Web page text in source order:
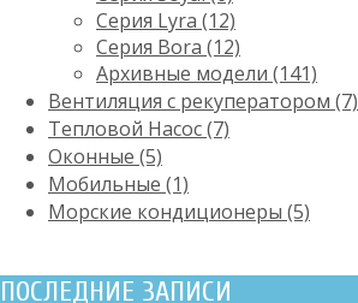
Серия Lyra (12)
Серия Bora (12)
Архивные модели (141)
Вентиляция с рекуператором (7)
Тепловой Насос (7)
Оконные (5)
Мобильные (1)
Морские кондиционеры (5)
ПОСЛЕДНИЕ ЗАПИСИ